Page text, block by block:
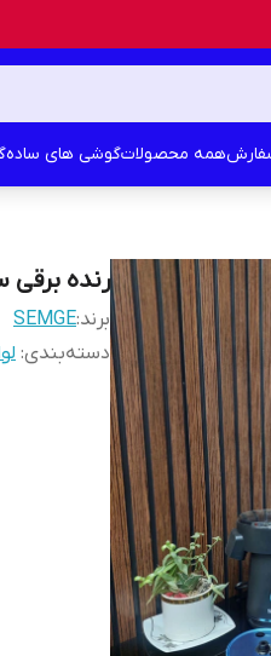
همه محصولاتگوشی های ساده
رنده برقی
برند:SEMGE
دسته‌بندی: